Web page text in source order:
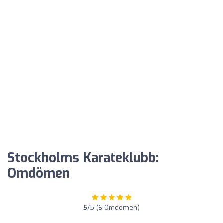
Stockholms Karateklubb:
Omdömen
5/5 (6 Omdömen)